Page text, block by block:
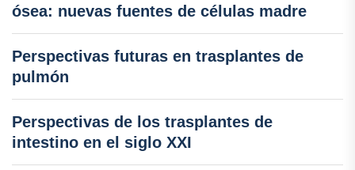
ósea: nuevas fuentes de células madre
Perspectivas futuras en trasplantes de
pulmón
Perspectivas de los trasplantes de
intestino en el siglo XXI